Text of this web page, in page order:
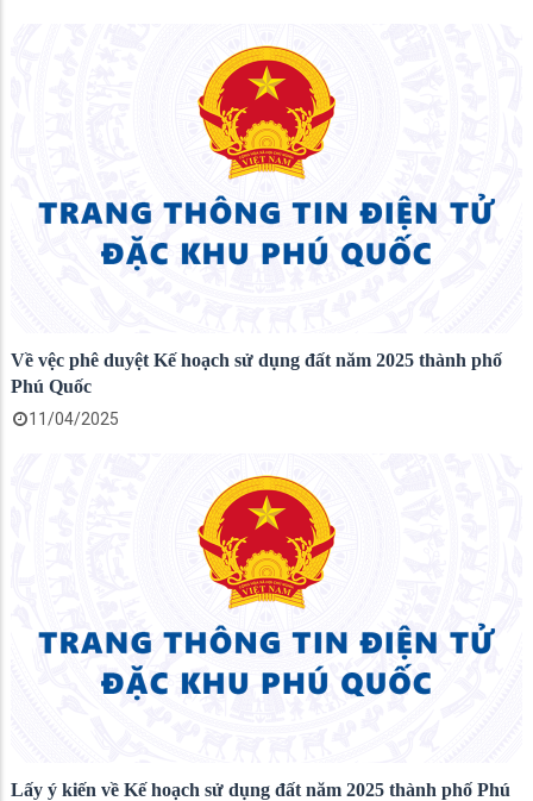
Về vệc phê duyệt Kế hoạch sử dụng đất năm 2025 thành phố
Phú Quốc
11/04/2025
Lấy ý kiến về Kế hoạch sử dụng đất năm 2025 thành phố Phú